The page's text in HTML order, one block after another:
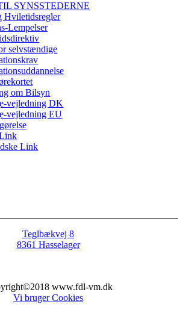
SYNSSTEDERNE
Hviletidsregler
Lempelser
selvstændige
om Bilsyn
vejledning DK
vejledning EU
Link
Teglbækvej 8
8361 Hasselager
www.fdl-vm.dk
Vi bruger Cookies